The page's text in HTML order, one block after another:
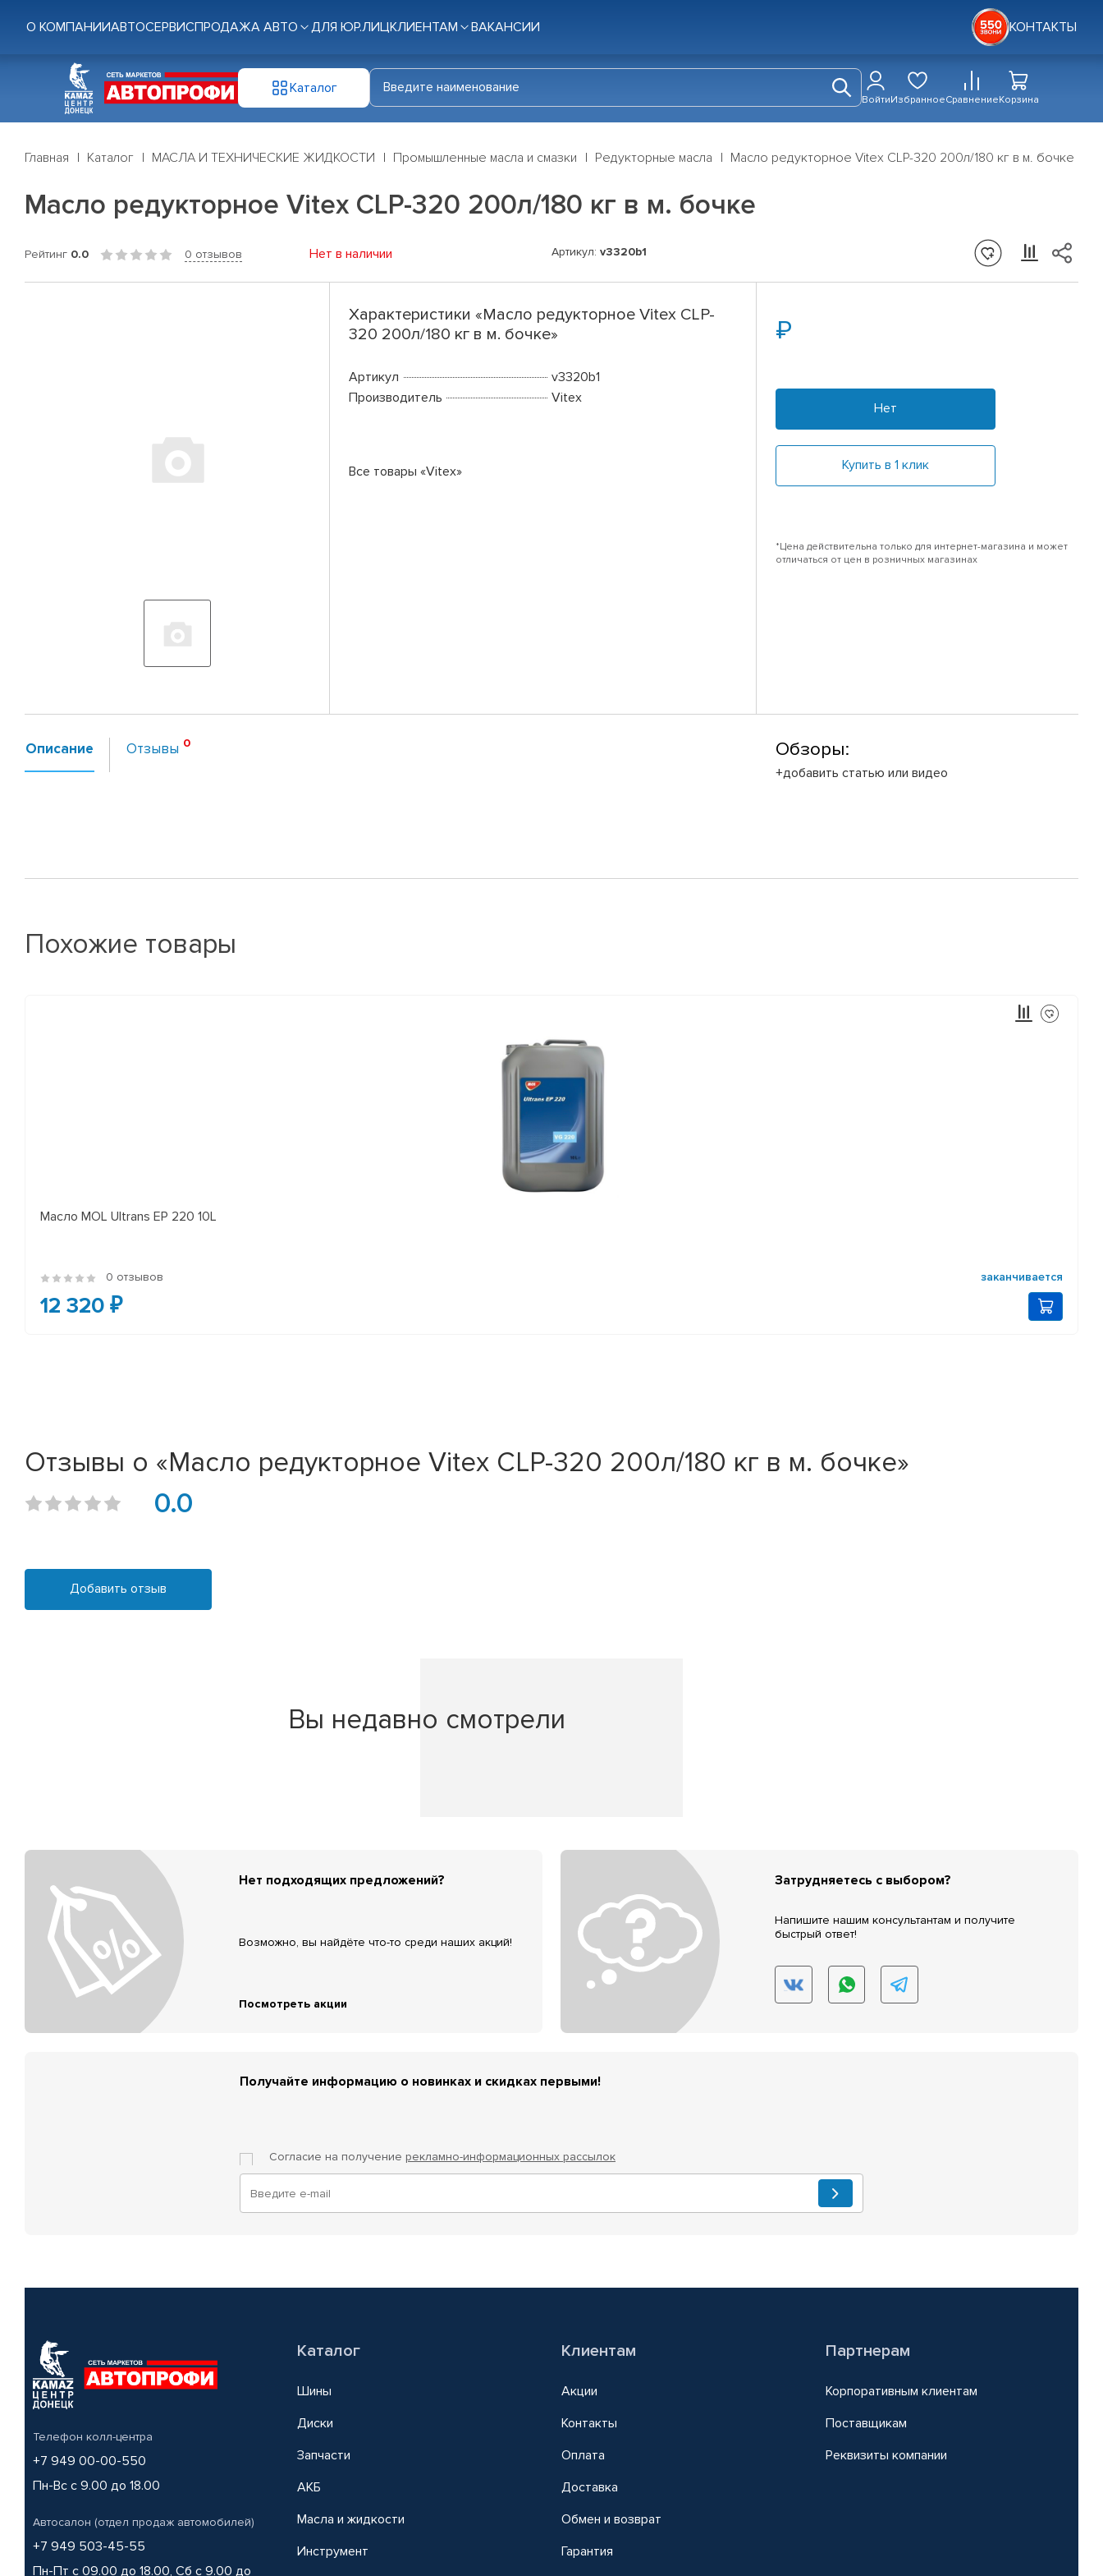
О КОМПАНИИАВТОСЕРВИСПРОДАЖА АВТО ДЛЯ ЮР.ЛИЦКЛИЕНТАМ ВАКАНСИИ КОНТАКТЫ
Каталог
ВойтиИзбранноеСравнениеКорзина
Главная Каталог МАСЛА И ТЕХНИЧЕСКИЕ ЖИДКОСТИ Промышленные масла и смазки Редукторные масла Масло редукторное Vitex CLP-320 200л/180 кг в м. бочке
Масло редукторное Vitex CLP-320 200л/180 кг в м. бочке
Рейтинг 0.0 0 отзывов Нет в наличии Артикул: v3320b1
Характеристики «Масло редукторное Vitex CLP-
320 200л/180 кг в м. бочке»
Артикул
v3320b1
Производитель
Vitex
Все товары «Vitex»
Нет
Купить в 1 клик
*Цена действительна только для интернет-магазина и может
отличаться от цен в розничных магазинах
Описание Отзывы Обзоры:
+добавить статью или видео
Похожие товары
Масло MOL Ultrans EP 220 10L
0 отзывов заканчивается
12 320 ₽
Отзывы о «Масло редукторное Vitex CLP-320 200л/180 кг в м. бочке»
0.0
Добавить отзыв
Вы недавно смотрели
Нет подходящих предложений?
Возможно, вы найдёте что-то среди наших акций!
Посмотреть акции
Затрудняетесь с выбором?
Напишите нашим консультантам и получите
быстрый ответ!
Получайте информацию о новинках и скидках первыми!
Согласие на получение рекламно-информационных рассылок
Телефон колл-центра
+7 949 00-00-550
Пн-Вс с 9.00 до 18.00
Автосалон (отдел продаж автомобилей)
+7 949 503-45-55
Пн-Пт с 09.00 до 18.00, Сб с 9.00 до
Каталог
Шины
Диски
Запчасти
АКБ
Масла и жидкости
Инструмент
Клиентам
Акции
Контакты
Оплата
Доставка
Обмен и возврат
Гарантия
Партнерам
Корпоративным клиентам
Поставщикам
Реквизиты компании